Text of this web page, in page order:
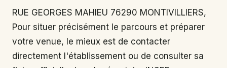
RUE GEORGES MAHIEU 76290 MONTIVILLIERS,
Pour situer précisément le parcours et préparer
votre venue, le mieux est de contacter
directement l'établissement ou de consulter sa